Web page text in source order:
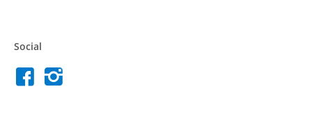
Social